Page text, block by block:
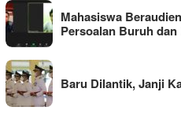
Mahasiswa
Persoalan Buruh
Baru Dilantik, Janji